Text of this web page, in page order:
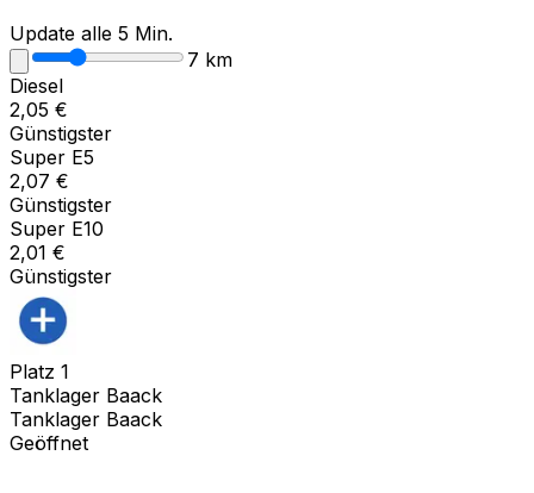
Update alle 5 Min.
7 km
Diesel
2,05 €
Günstigster
Super E5
2,07 €
Günstigster
Super E10
2,01 €
Günstigster
Platz 1
Tanklager Baack
Tanklager Baack
Geöffnet